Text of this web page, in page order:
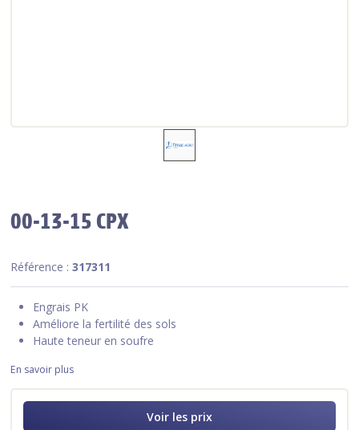
00-13-15 CPX
Référence :317311
Engrais PK
Améliore la fertilité des sols
Haute teneur en soufre
En savoir plus
Voir les prix